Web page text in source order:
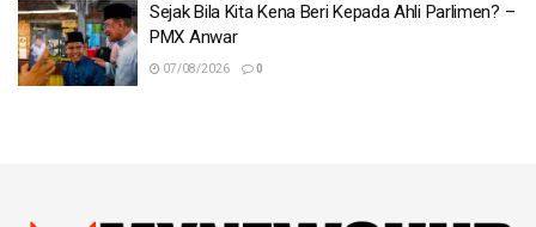
Sejak Bila Kita Kena Beri Kepada Ahli Parlimen? –
PMX Anwar
07/08/2026 0